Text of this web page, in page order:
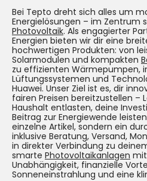
Bei Tepto dreht sich alles um
Energielösungen – im Zentrum
Photovoltaik. Als engagierter
Energien bieten wir dir eine
hochwertigen Produkten: von
Solarmodulen und kompakten
zu effizienten Wärmepumpen,
Lüftungssystemen und
Huawei. Unser Ziel ist es, dir
fairen Preisen bereitzustellen –
Haushalt entlasten, deine
Beitrag zur Energiewende
einzelne Artikel, sondern ein
inklusive Beratung, Versand,
in direkter Verbindung zu
smarte Photovoltaikanlagen
Unabhängigkeit, finanzielle
Sonneneinstrahlung und eine